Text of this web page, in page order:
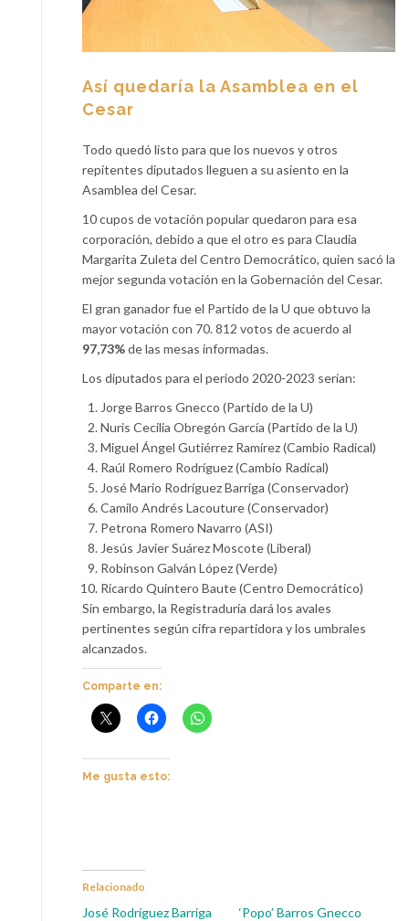
Así quedaría la Asamblea en el
Cesar
Todo quedó listo para que los nuevos y otros
repitentes diputados lleguen a su asiento en la
Asamblea del Cesar.
10 cupos de votación popular quedaron para esa
corporación, debido a que el otro es para Claudia
Margarita Zuleta del Centro Democrático, quien sacó la
mejor segunda votación en la Gobernación del Cesar.
El gran ganador fue el Partido de la U que obtuvo la
mayor votación con 70. 812 votos de acuerdo al
97,73%de las mesas informadas.
Los diputados para el periodo 2020-2023 serían:
Jorge Barros Gnecco (Partido de la U)
Nuris Cecilia Obregón García (Partido de la U)
Miguel Ángel Gutiérrez Ramírez (Cambio Radical)
Raúl Romero Rodríguez (Cambio Radical)
José Mario Rodríguez Barriga (Conservador)
Camilo Andrés Lacouture (Conservador)
Petrona Romero Navarro (ASI)
Jesús Javier Suárez Moscote (Liberal)
Robinson Galván López (Verde)
Ricardo Quintero Baute (Centro Democrático)
Sin embargo, la Registraduría dará los avales
pertinentes según cifra repartidora y los umbrales
alcanzados.
Comparte en:
Me gusta esto:
Relacionado
José Rodríguez Barriga
‘Popo’ Barros Gnecco